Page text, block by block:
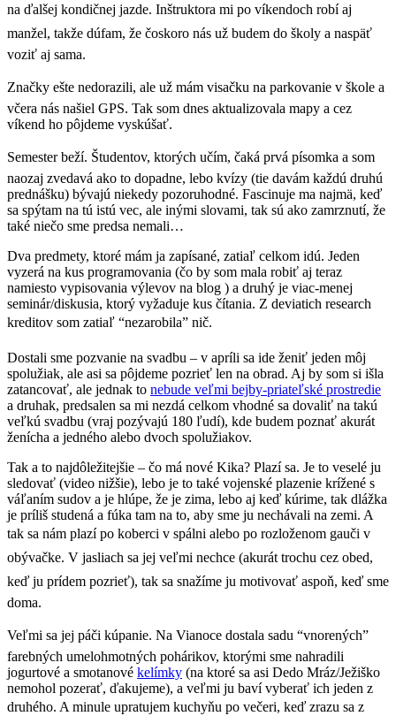
na ďalšej kondičnej jazde. Inštruktora mi po víkendoch robí aj
manžel, takže dúfam, že čoskoro nás už budem do školy a naspäť
voziť aj sama.
Značky ešte nedorazili, ale už mám visačku na parkovanie v škole a
včera nás našiel GPS. Tak som dnes aktualizovala mapy a cez
víkend ho pôjdeme vyskúšať.
Semester beží. Študentov, ktorých učím, čaká prvá písomka a som
naozaj zvedavá ako to dopadne, lebo kvízy (tie davám každú druhú
prednášku) bývajú niekedy pozoruhodné. Fascinuje ma najmä, keď
sa spýtam na tú istú vec, ale inými slovami, tak sú ako zamrznutí, že
také niečo sme predsa nemali…
Dva predmety, ktoré mám ja zapísané, zatiaľ celkom idú. Jeden
vyzerá na kus programovania (čo by som mala robiť aj teraz
namiesto vypisovania výlevov na blog ) a druhý je viac-menej
seminár/diskusia, ktorý vyžaduje kus čítania. Z deviatich research
kreditov som zatiaľ “nezarobila” nič.
Dostali sme pozvanie na svadbu – v apríli sa ide ženiť jeden môj
spolužiak, ale asi sa pôjdeme pozrieť len na obrad. Aj by som si išla
zatancovať, ale jednak to nebude veľmi bejby-priateľské prostredie
a druhak, predsalen sa mi nezdá celkom vhodné sa dovaliť na takú
veľkú svadbu (vraj pozývajú 180 ľudí), kde budem poznať akurát
ženícha a jedného alebo dvoch spolužiakov.
Tak a to najdôležitejšie – čo má nové Kika? Plazí sa. Je to veselé ju
sledovať (video nižšie), lebo je to také vojenské plazenie krížené s
váľaním sudov a je hlúpe, že je zima, lebo aj keď kúrime, tak dlážka
je príliš studená a fúka tam na to, aby sme ju nechávali na zemi. A
tak sa nám plazí po koberci v spálni alebo po rozloženom gauči v
obývačke. V jasliach sa jej veľmi nechce (akurát trochu cez obed,
keď ju prídem pozrieť), tak sa snažíme ju motivovať aspoň, keď sme
doma.
Veľmi sa jej páči kúpanie. Na Vianoce dostala sadu “vnorených”
farebných umelohmotných pohárikov, ktorými sme nahradili
jogurtové a smotanové kelímky (na ktoré sa asi Dedo Mráz/Ježiško
nemohol pozerať, ďakujeme), a veľmi ju baví vyberať ich jeden z
druhého. A minule upratujem kuchyňu po večeri, keď zrazu sa z